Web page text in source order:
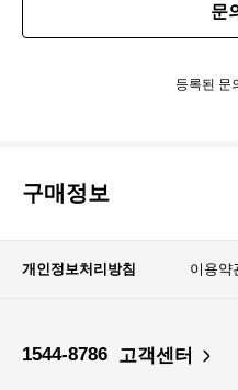
문
등록된 문
구매정보
개인정보처리방침 이용약
1544-8786 고객센터